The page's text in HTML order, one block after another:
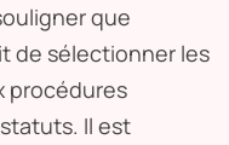
que
de sélectionner les
procédures
Il est